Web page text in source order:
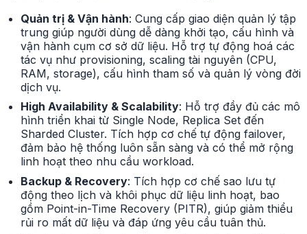
Quản trị & Vận hành: Cung cấp giao diện quản lý tập
trung giúp người dùng dễ dàng khởi tạo, cấu hình và
vận hành cụm cơ sở dữ liệu. Hỗ trợ tự động hoá các
tác vụ như provisioning, scaling tài nguyên (CPU,
RAM, storage), cấu hình tham số và quản lý vòng đời
dịch vụ.
High Availability & Scalability: Hỗ trợ đầy đủ các mô
hình triển khai từ Single Node, Replica Set đến
Sharded Cluster. Tích hợp cơ chế tự động failover,
đảm bảo hệ thống luôn sẵn sàng và có thể mở rộng
linh hoạt theo nhu cầu workload.
Backup & Recovery: Tích hợp cơ chế sao lưu tự
động theo lịch và khôi phục dữ liệu linh hoạt, bao
gồm Point-in-Time Recovery (PITR), giúp giảm thiểu
rủi ro mất dữ liệu và đáp ứng yêu cầu tuân thủ.